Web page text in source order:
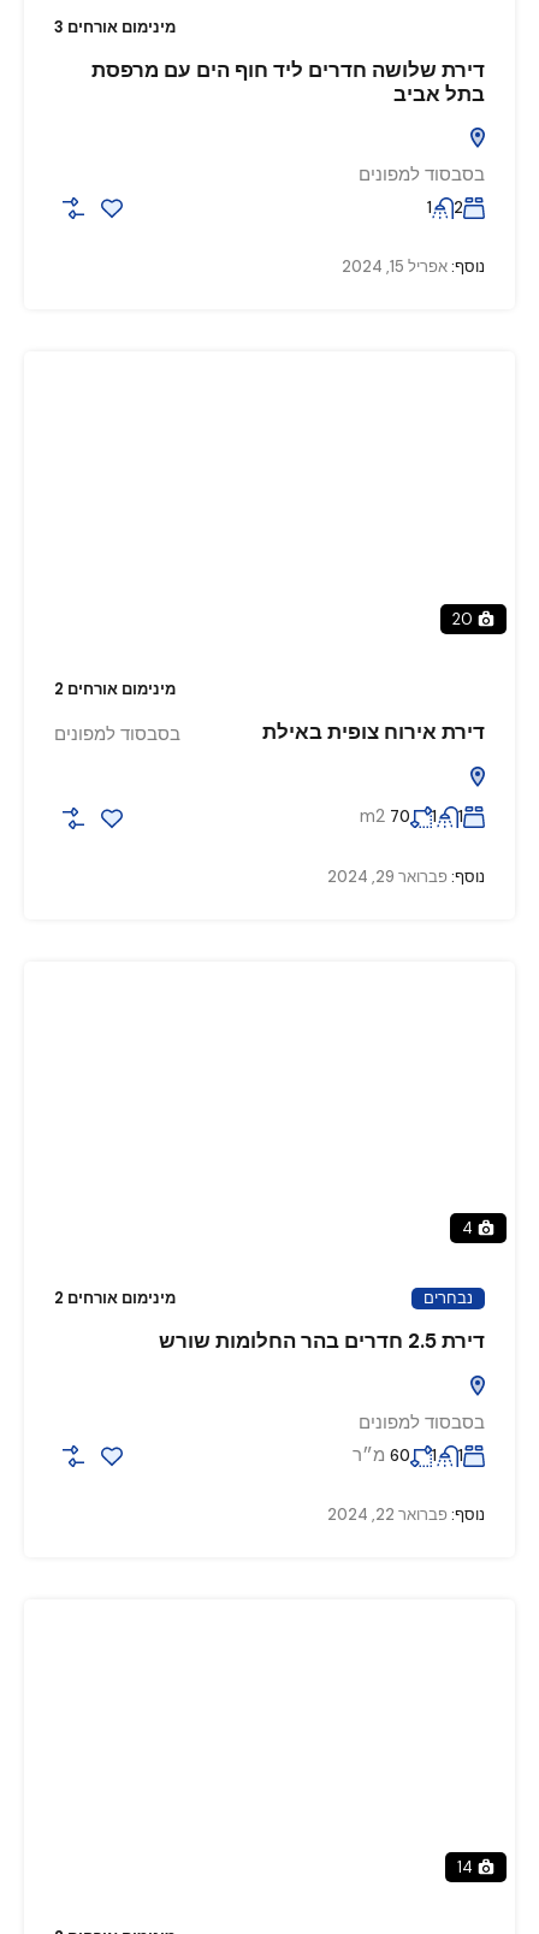
מינימום אורחים 3
דירת שלושה חדרים ליד חוף הים עם מרפסת
בתל אביב
בסבסוד למפונים
2
1
נוסף:אפריל 15, 2024
20
מינימום אורחים 2
דירת אירוח צופית באילת בסבסוד למפונים
1
1
70
m2
נוסף:פברואר 29, 2024
4
נבחרים מינימום אורחים 2
דירת 2.5 חדרים בהר החלומות שורש
בסבסוד למפונים
1
1
60 מ״ר
נוסף:פברואר 22, 2024
14